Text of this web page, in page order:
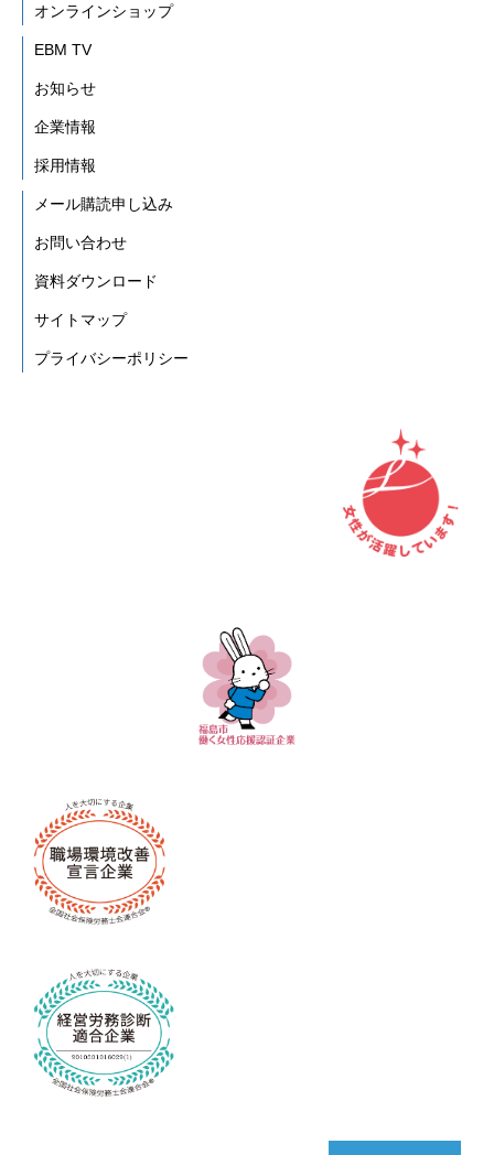
オンラインショップ
EBM TV
お知らせ
企業情報
採用情報
メール購読申し込み
お問い合わせ
資料ダウンロード
サイトマップ
プライバシーポリシー